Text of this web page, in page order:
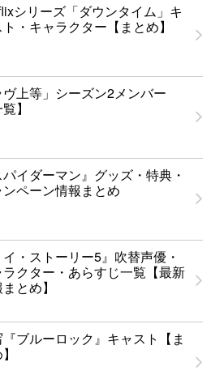
シリーズ「ダウンタイム」キ
ト・キャラクター【まとめ】
ヴ上等」シーズン2メンバー
】
パイダーマン』グッズ・特典・
ンペーン情報まとめ
イ・ストーリー5』吹替声優・
ラクター・あらすじ一覧【最新
とめ】
ブルーロック』キャスト【ま